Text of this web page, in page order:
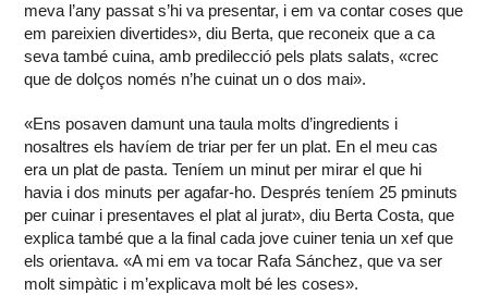
meva l’any passat s’hi va presentar, i em va contar coses que
em pareixien divertides», diu Berta, que reconeix que a ca
seva també cuina, amb predilecció pels plats salats, «crec
que de dolços només n’he cuinat un o dos mai».
«Ens posaven damunt una taula molts d’ingredients i
nosaltres els havíem de triar per fer un plat. En el meu cas
era un plat de pasta. Teníem un minut per mirar el que hi
havia i dos minuts per agafar-ho. Després teníem 25 pminuts
per cuinar i presentaves el plat al jurat», diu Berta Costa, que
explica també que a la final cada jove cuiner tenia un xef que
els orientava. «A mi em va tocar Rafa Sánchez, que va ser
molt simpàtic i m’explicava molt bé les coses».